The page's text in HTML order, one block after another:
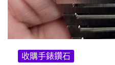
收購手錶鑽石